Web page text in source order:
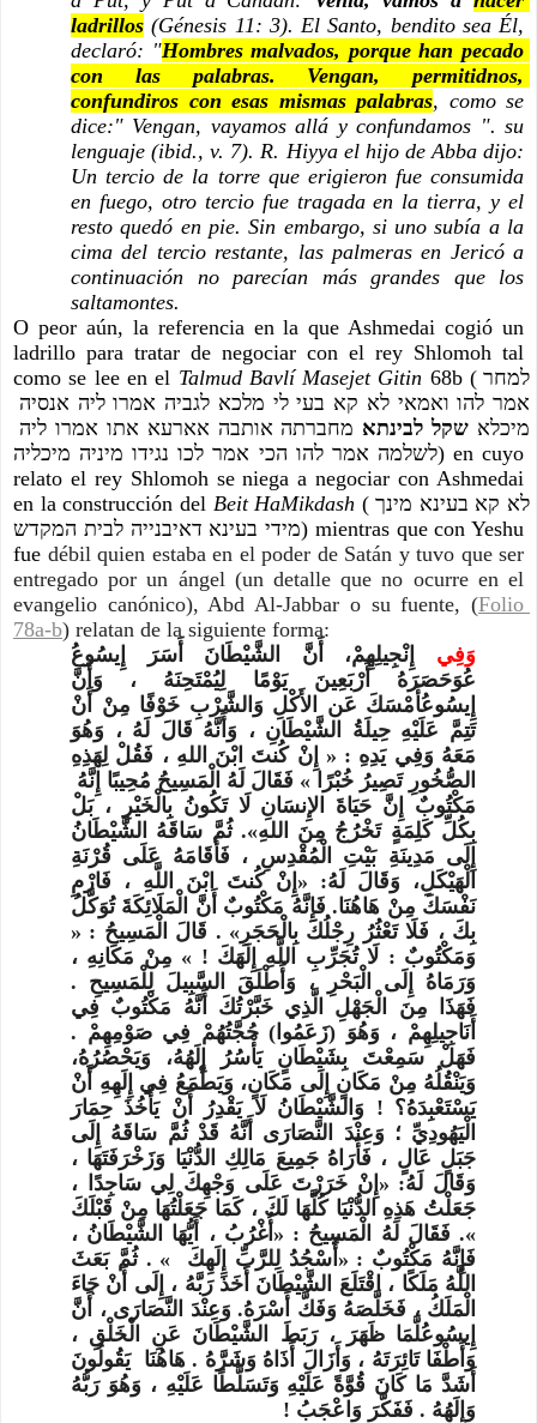
ladrillos (Génesis 11: 3). El Santo, bendito sea Él,
declaró: "Hombres malvados, porque han pecado
con las palabras. Vengan, permitidnos,
confundiros con esas mismas palabras, como se
dice:" Vengan, vayamos allá y confundamos ". su
lenguaje (ibid., v. 7). R. Hiyya el hijo de Abba dijo:
Un tercio de la torre que erigieron fue consumida
en fuego, otro tercio fue tragada en la tierra, y el
resto quedó en pie. Sin embargo, si uno subía a la
cima del tercio restante, las palmeras en Jericó a
continuación no parecían más grandes que los
saltamontes.
O peor aún, la referencia en la que Ashmedai cogió un
ladrillo para tratar de negociar con el rey Shlomoh tal
como se lee en el Talmud Bavlí Masejet Gitin 68b (למחר
מיכלא שקל לבינתא
לשלמה אמר להו הכי אמר לכו נגידו מיניה מיכליה) en cuyo
relato el rey Shlomoh se niega a negociar con Ashmedai
en la construcción del Beit HaMikdash (לא קא בעינא מינך
מידי בעינא דאיבנייה לבית המקדש) mientras que con Yeshu
fue débil quien estaba en el poder de Satán y tuvo que ser
entregado por un ángel (un detalle que no ocurre en el
evangelio canónico), Abd Al-Jabbar o su fuente, (Folio
78a-b) relatan de la siguiente forma:
وَفِي
إِنْجِيلِهِمْ، أَنَّ الشَّيْطَانَ أَسَرَ إِيسُوعُ
عُوَحَصَرَهُ أَرْبَعِينَ يَوْمًا لِيُمْتَحِنَهُ ، وَأَنَّ
إِيسُوعُأَمْسَكَ عَن الأَكْلِ وَالشَّرْبِ خَوْفًا مِنْ أَنْ
تَتِمَّ عَلَيْهِ حِيلَةُ الشَّيْطَانِ ، وَأَنَّهُ قَالَ لَهُ ، وَهُوَ
مَعَهُ وَفِي يَدِهِ : « إِنْ كُنتَ ابْنَ اللهِ ، فَقُلْ لِهَذِهِ
الصُّخُورِ تَصِيرُ خُبْرًا » فَقَالَ لَهُ الْمَسِيحُ مُحِيبًا إِنَّهُ
مَكْتُوبٌ إِنَّ حَيَاةَ الإِنسَانِ لَا تَكُونُ بِالْخَيْرِ ، بَلْ
بِكُلِّ كَلِمَةٍ تَخْرُجُ مِنَ اللهِ». ثُمَّ سَاقَهُ الشَّيْطَانُ
إِلَى مَدِينَةِ بَيْتِ الْمُقْدِسِ ، فَأَقَامَهُ عَلَى قُرْنَةِ
الْهَيْكَلِ، وَقَالَ لَهُ: «إِنْ كُنتَ ابْنَ اللَّهِ ، فَارْمِ
نَفْسَكَ مِنْ هَاهُنَا. فَإِنَّهُ مَكْتُوبٌ أَنَّ الْمَلَائِكَةَ تُوَكَّلُ
بِكَ ، فَلَا تَعْثُرُ رِجْلُكَ بِالْحَجَرِ» . قَالَ الْمَسِيحُ : «
وَمَكْتُوبٌ : لَا تُجَرِّبِ اللَّهِ إِلَهَكَ ! » مِنْ مَكَانِهِ ،
وَرَمَاهُ إِلَى الْبَحْرِ ، وَأَطْلَقَ السَّبِيلَ لِلْمَسِيحِ .
فَهَذَا مِنَ الْجَهْلِ الَّذِي خَبَّرْتُكَ أَنَّهُ مَكْتُوبٌ فِي
أَنَاجِيلِهِمْ ، وَهُوَ (زَعَمُوا) حُجَّتُهُمْ فِي صَوْمِهِمْ .
فَهَلْ سَمِعْتَ بِشَيْطَانٍ يَأْسُرُ إِلَهُهُ، وَيَحْصُرُهُ،
وَيَنْقُلُهُ مِنْ مَكَانٍ إِلَى مَكَانٍ، وَيَطْمَعُ فِي إِلَهِهِ أَنْ
يَسْتَعْبِدَهُ؟ ! وَالشَّيْطَانُ لَا يَقْدِرُ أَنْ يَأْخُذَ حِمَارَ
الْيَهُودِيِّ ؛ وَعِنْدَ النَّصَارَى أَنَّهُ قَدْ ثُمَّ سَاقَهُ إِلَى
جَبَلٍ عَالٍ ، فَأَرَاهُ جَمِيعَ مَالِكِ الدُّنْيَا وَزَخْرَفَتَهَا ،
وَقَالَ لَهُ: «إِنْ خَرَرْتَ عَلَى وَجْهِكَ لِي سَاجِدًا ،
جَعَلْتُ هَذِهِ الدُّنْيَا كُلَّهَا لَكَ ، كَمَا جَعَلْتُهَا مِنْ قَبْلَكَ
». فَقَالَ لَهُ الْمَسِيحُ : «أُغْرُبُ ، أَيُّهَا الشَّيْطَانُ ،
فَإِنَّهُ مَكْتُوبٌ : «أُسْجُدُ لِلرَّبِّ إِلَهِكَ » . ثُمَّ بَعَثَ
اللَّهُ مَلَكًا ، اقْتَلَعَ الشَّيْطَانَ أَخَذَ رَبَّهُ ، إِلَى أَنْ جَاءَ
الْمَلَكُ ، فَخَلَّصَهُ وَفَكَّ أَسْرَهُ. وَعِنْدَ النَّصَارَى ، أَنَّ
إِيسُوعُلَّمَا ظَهَرَ ، رَبَطَ الشَّيْطَانَ عَنِ الْخَلْقِ ،
وَأَطْفَا تَائِرَتَهُ ، وَأَزَالَ أَذَاهُ وَشَرَّهُ . هَاهُنَا يَقُولُونَ
أَشَدَّ مَا كَانَ قُوَّةً عَلَيْهِ وَتَسَلَّطًا عَلَيْهِ ، وَهُوَ رَبُّهُ
وَإِلَهُهُ . فَفَكَّرَ وَاعْجَبُ !